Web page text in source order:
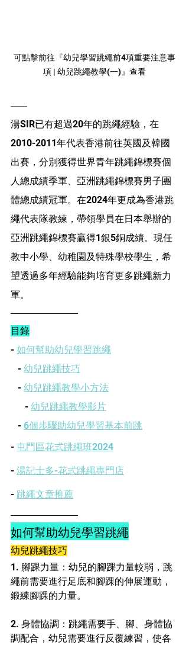
可點擊前往『幼兒學習跳繩前4項重要注意事
項 | 幼兒跳繩教學(一)』查看
湯SIR已有超過20年的跳繩經驗，在
2010-2011年代表香港前往英國及韓國
出賽，分別獲得世界青年跳繩錦標賽個
人總成績季軍、亞洲跳繩錦標賽男子團
體總成績冠軍。在2024年更成為香港跳
繩代表隊教練，帶領學員在日本舉辦的
亞洲跳繩錦標賽贏得1銀5銅成績。 現任
教中小學、幼稚園及特殊學校學生，希
望透過多年經驗能夠培育更多跳繩新力
軍。
目錄
- 如何幫助幼兒學習跳繩
   -
幼兒跳繩技巧
   -
幼兒跳繩教學小方法
      -
幼兒跳繩教學影片
   -
6個步驟助幼兒學習基本前跳
- 屯門區花式跳繩班2024
- 湯記士多-花式跳繩專門店
- 跳繩文章推薦
如何幫助幼兒學習跳繩
幼兒跳繩技巧
1. 腳踝力量：幼兒的腳踝力量較弱，跳
繩前需要進行足底和腳踝的伸展運動，
鍛練腳踝的力量。
2. 身體協調：跳繩需要手、腳、身體協
調配合，幼兒需要進行反覆練習，使各